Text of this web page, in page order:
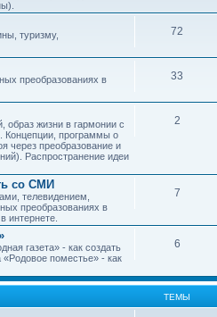
туризму,
72
преобразованиях в
33
образ жизни в гармонии с
Концепции, программы о
через преобразование и
Распространение идеи
2
со СМИ
телевидением,
преобразованиях в
интернете.
7
газета» - как создать
поместье» - как
6
ТЕМЫ